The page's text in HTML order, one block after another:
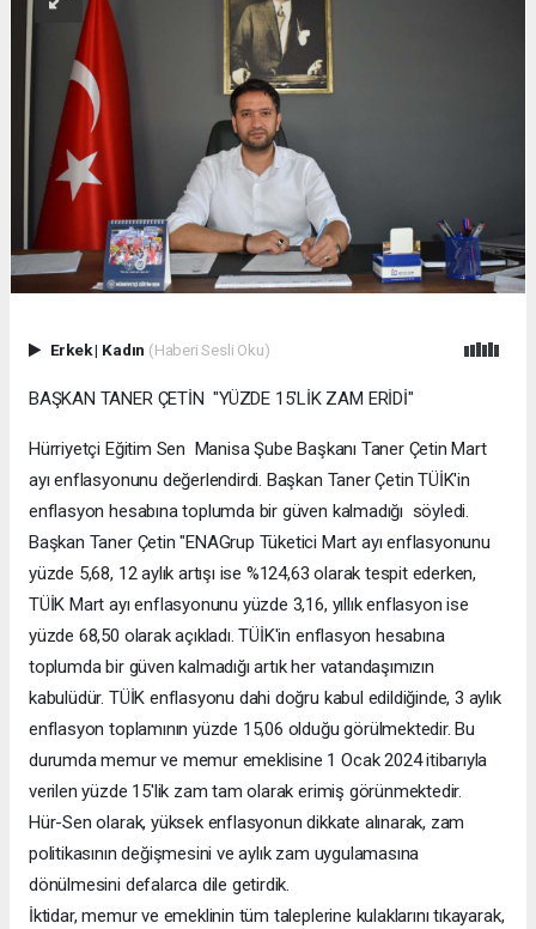
Erkek| Kadın (Haberi Sesli Oku)
BAŞKAN TANER ÇETİN "YÜZDE 15'LİK ZAM ERİDİ"
Hürriyetçi Eğitim Sen Manisa Şube Başkanı Taner Çetin Mart
ayı enflasyonunu değerlendirdi. Başkan Taner Çetin TÜİK'in
enflasyon hesabına toplumda bir güven kalmadığı söyledi.
Başkan Taner Çetin "ENAGrup Tüketici Mart ayı enflasyonunu
yüzde 5,68, 12 aylık artışı ise %124,63 olarak tespit ederken,
TÜİK Mart ayı enflasyonunu yüzde 3,16, yıllık enflasyon ise
yüzde 68,50 olarak açıkladı. TÜİK'in enflasyon hesabına
toplumda bir güven kalmadığı artık her vatandaşımızın
kabulüdür. TÜİK enflasyonu dahi doğru kabul edildiğinde, 3 aylık
enflasyon toplamının yüzde 15,06 olduğu görülmektedir. Bu
durumda memur ve memur emeklisine 1 Ocak 2024 itibarıyla
verilen yüzde 15'lik zam tam olarak erimiş görünmektedir.
Hür-Sen olarak, yüksek enflasyonun dikkate alınarak, zam
politikasının değişmesini ve aylık zam uygulamasına
dönülmesini defalarca dile getirdik.
İktidar, memur ve emeklinin tüm taleplerine kulaklarını tıkayarak,